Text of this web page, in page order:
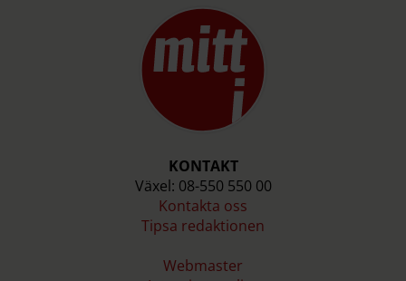
KONTAKT
Växel: 08-550 550 00
Kontakta oss
Tipsa redaktionen
Webmaster